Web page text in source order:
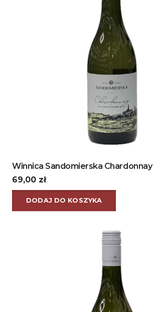
Winnica Sandomierska Chardonnay
69,00 zł
DODAJ DO KOSZYKA